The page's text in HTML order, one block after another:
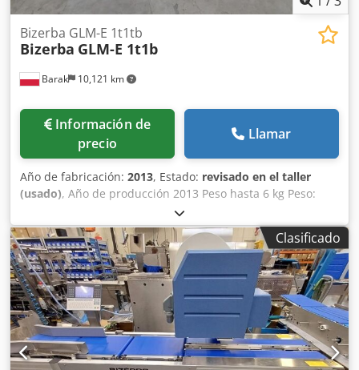
Barak 10,121 km
Bizerba GLM-E 1t1tb
Bizerba GLM-E 1t1b
Información de
precio
Llamar
Año de fabricación: 2013, Estado: revisado en el taller
(usado), Año de producción 2013 Peso hasta 6 kg Peso:
Máx. 6 kg, Mín. 20 g, e = 1 g Dirección del movimiento L→ R
o R→ L Aplicación de etiquetas: - Parte superior (AirJet) -
Abajo (AirJet) Crjdpfx Apswdgtfjysf Dimensiones de la
etiqueta - Ancho hasta 130 mm, longitud de impresión
hasta 104 mm - Longitud hasta 150 mm Terminal táctil a
color GT-12C Longitud del segmento de pesaje: 400 mm
Ancho de cinta 300 mm Tamaño total de la máquina: 200
cm x 80 cm Posibilidad de subir el programa a 13.60 SP.12
Licencias instaladas: - (MAESTRO) : [+] SOFTCONTROL_1
Ofrecemos una garantía de 6 meses para el dispositivo.
Clasificado